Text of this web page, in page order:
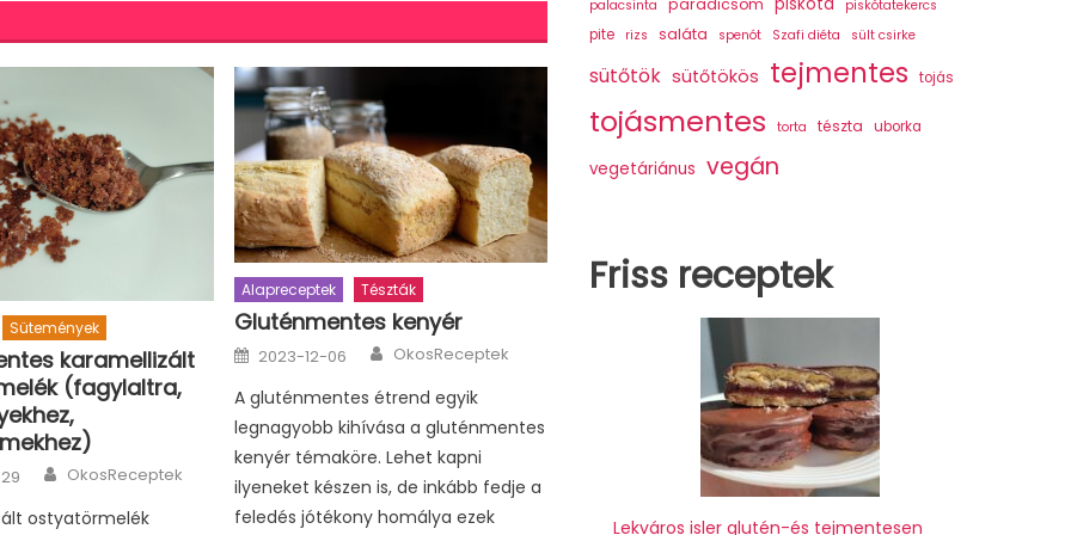
Sütemények
karamellizált
(fagylaltra,
Author
OkosReceptek
ostyatörmelék
Alapreceptek Tészták
Gluténmentes kenyér
Posted
on
2023-12-06 Author
OkosReceptek
A gluténmentes étrend egyik
legnagyobb kihívása a gluténmentes
kenyér témaköre. Lehet kapni
ilyeneket készen is, de inkább fedje a
feledés jótékony homálya ezek
palacsinta paradicsom piskótatekercs
pite rizs saláta spenót Szafi diéta sült csirke
sütőtök sütőtökös tejmentes tojás
tojásmentes torta tészta uborka
vegetáriánus vegán
Friss receptek
Lekváros isler glutén-és tejmentesen